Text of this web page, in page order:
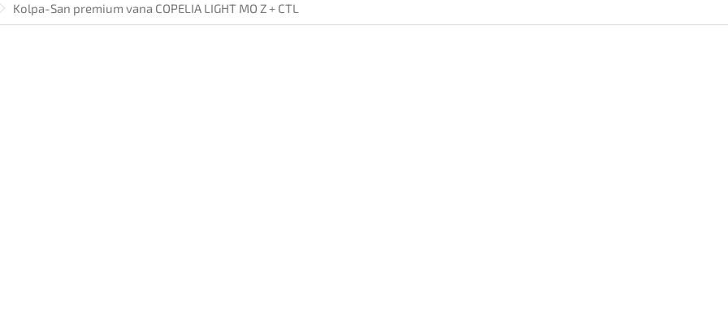
Kolpa-San premium vana COPELIA LIGHT MO Z + CTL